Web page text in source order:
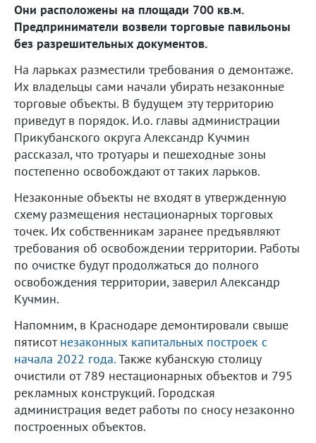
Они расположены на площади 700 кв.м.
Предприниматели возвели торговые павильоны
без разрешительных документов.
На ларьках разместили требования о демонтаже.
Их владельцы сами начали убирать незаконные
торговые объекты. В будущем эту территорию
приведут в порядок. И.о. главы администрации
Прикубанского округа Александр Кучмин
рассказал, что тротуары и пешеходные зоны
постепенно освобождают от таких ларьков.
Незаконные объекты не входят в утвержденную
схему размещения нестационарных торговых
точек. Их собственникам заранее предъявляют
требования об освобождении территории. Работы
по очистке будут продолжаться до полного
освобождения территории, заверил Александр
Кучмин.
Напомним, в Краснодаре демонтировали свыше
пятисотнезаконных капитальных построек с
начала 2022 года.Также кубанскую столицу
очистили от 789 нестационарных объектов и 795
рекламных конструкций. Городская
администрация ведет работы по сносу незаконно
построенных объектов.